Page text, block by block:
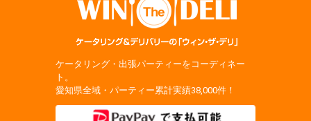
ケータリング・出張パーティーをコーディネー
ト。
愛知県全域・パーティー累計実績38,000件！